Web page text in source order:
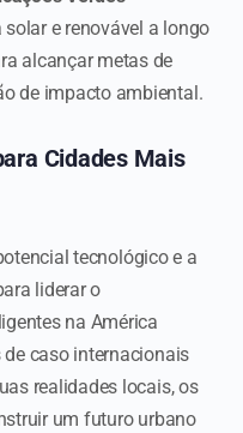
e renovável a longo
alcançar metas de
de impacto ambiental.
Cidades Mais
tecnológico e a
liderar o
na América
caso internacionais
realidades locais, os
um futuro urbano